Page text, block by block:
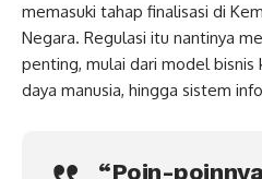
memasuki tahap finalisasi di
Negara. Regulasi itu nantinya
penting, mulai dari model
daya manusia, hingga sistem
“Poin-